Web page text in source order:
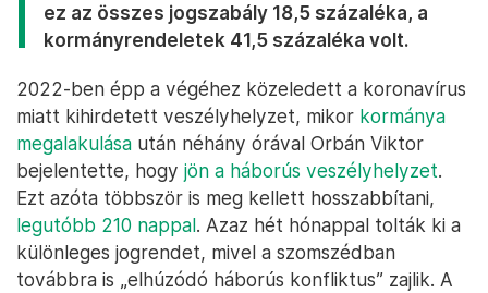
ez az összes jogszabály 18,5 százaléka, a
kormányrendeletek 41,5 százaléka volt.
2022-ben épp a végéhez közeledett a koronavírus
miatt kihirdetett veszélyhelyzet, mikor kormánya
megalakulása után néhány órával Orbán Viktor
bejelentette, hogy jön a háborús veszélyhelyzet.
Ezt azóta többször is meg kellett hosszabbítani,
legutóbb 210 nappal. Azaz hét hónappal tolták ki a
különleges jogrendet, mivel a szomszédban
továbbra is „elhúzódó háborús konfliktus” zajlik. A